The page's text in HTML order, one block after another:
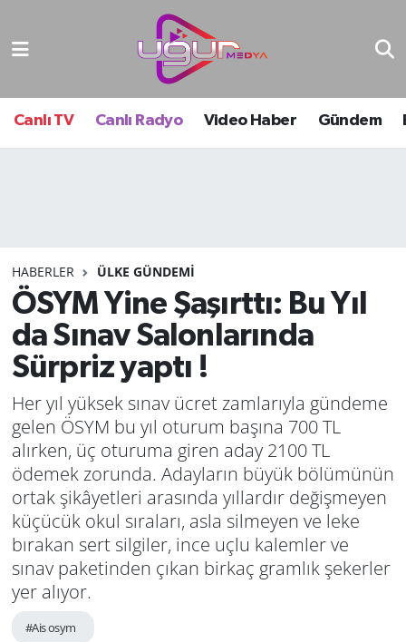
Canlı TV Canlı Radyo Video Haber Gündem
HABERLER ÜLKE GÜNDEMI
ÖSYM Yine Şaşırttı: Bu Yıl
da Sınav Salonlarında
Sürpriz yaptı !
Her yıl yüksek sınav ücret zamlarıyla gündeme
gelen ÖSYM bu yıl oturum başına 700 TL
alırken, üç oturuma giren aday 2100 TL
ödemek zorunda. Adayların büyük bölümünün
ortak şikâyetleri arasında yıllardır değişmeyen
küçücük okul sıraları, asla silmeyen ve leke
bırakan sert silgiler, ince uçlu kalemler ve
sınav paketinden çıkan birkaç gramlık şekerler
yer alıyor.
#Ais osym
Nöbetçi Eczaneler
Hava Durumu
Tüm Manşetler
Son Dakika Haberleri
Haber Arşivi